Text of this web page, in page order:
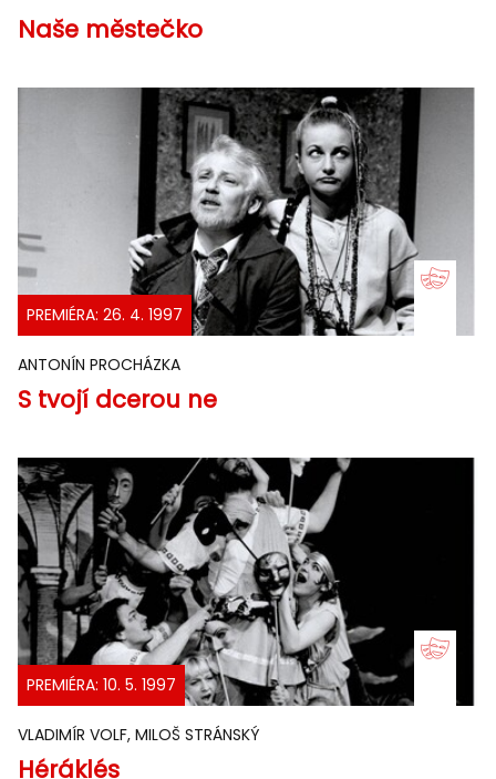
Naše městečko
PREMIÉRA: 26. 4. 1997
ANTONÍN PROCHÁZKA
S tvojí dcerou ne
PREMIÉRA: 10. 5. 1997
VLADIMÍR VOLF, MILOŠ STRÁNSKÝ
Héráklés